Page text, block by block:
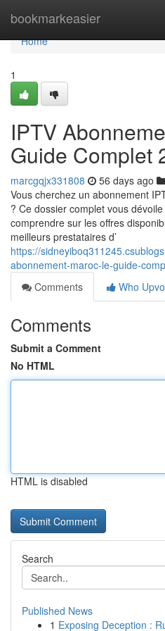
bookmarkeasier
Home
Home
1
IPTV
Guide Complet
marcgqjx331808 56 days ago
Vous cherchez un abonnement
? Ce dossier complet vous
comprendre sur les offres
meilleurs prestataires d’
https://
abonnement-maroc-le-guide-
Comments
Who
Comments
Submit a Comment
No HTML
HTML is disabled
Search
Published News
1 Exposing Deception :